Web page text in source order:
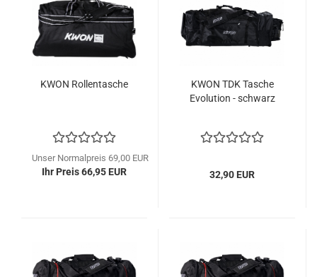
KWON Rollentasche
Unser Normalpreis 69,00 EUR
Ihr Preis 66,95 EUR
KWON TDK Tasche
Evolution - schwarz
32,90 EUR